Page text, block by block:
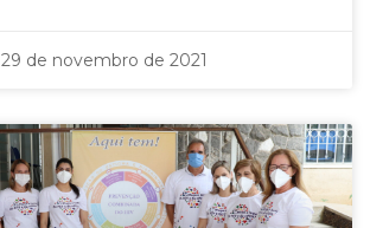
29 de novembro de 2021